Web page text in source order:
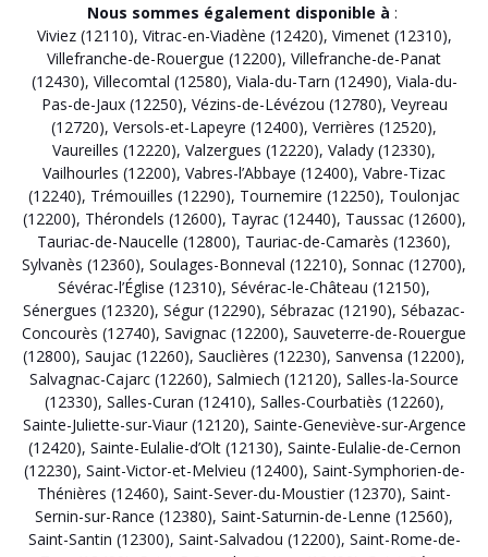
Nous sommes également disponible à :
Viviez (12110), Vitrac-en-Viadène (12420), Vimenet (12310),
Villefranche-de-Rouergue (12200), Villefranche-de-Panat
(12430), Villecomtal (12580), Viala-du-Tarn (12490), Viala-du-
Pas-de-Jaux (12250), Vézins-de-Lévézou (12780), Veyreau
(12720), Versols-et-Lapeyre (12400), Verrières (12520),
Vaureilles (12220), Valzergues (12220), Valady (12330),
Vailhourles (12200), Vabres-l’Abbaye (12400), Vabre-Tizac
(12240), Trémouilles (12290), Tournemire (12250), Toulonjac
(12200), Thérondels (12600), Tayrac (12440), Taussac (12600),
Tauriac-de-Naucelle (12800), Tauriac-de-Camarès (12360),
Sylvanès (12360), Soulages-Bonneval (12210), Sonnac (12700),
Sévérac-l’Église (12310), Sévérac-le-Château (12150),
Sénergues (12320), Ségur (12290), Sébrazac (12190), Sébazac-
Concourès (12740), Savignac (12200), Sauveterre-de-Rouergue
(12800), Saujac (12260), Sauclières (12230), Sanvensa (12200),
Salvagnac-Cajarc (12260), Salmiech (12120), Salles-la-Source
(12330), Salles-Curan (12410), Salles-Courbatiès (12260),
Sainte-Juliette-sur-Viaur (12120), Sainte-Geneviève-sur-Argence
(12420), Sainte-Eulalie-d’Olt (12130), Sainte-Eulalie-de-Cernon
(12230), Saint-Victor-et-Melvieu (12400), Saint-Symphorien-de-
Thénières (12460), Saint-Sever-du-Moustier (12370), Saint-
Sernin-sur-Rance (12380), Saint-Saturnin-de-Lenne (12560),
Saint-Santin (12300), Saint-Salvadou (12200), Saint-Rome-de-